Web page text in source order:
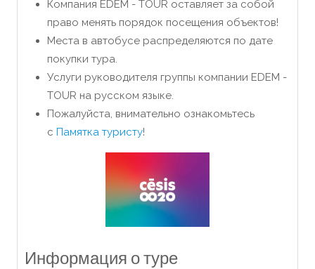
Компания EDEM - TOUR оставляет за собой
право менять порядок посещения объектов!
Места в автобусе распределяются по дате
покупки тура.
Услуги руководителя группы компании EDEM -
TOUR на русском языке.
Пожалуйста, внимательно ознакомьтесь
с Памятка туристу!
Информация о туре